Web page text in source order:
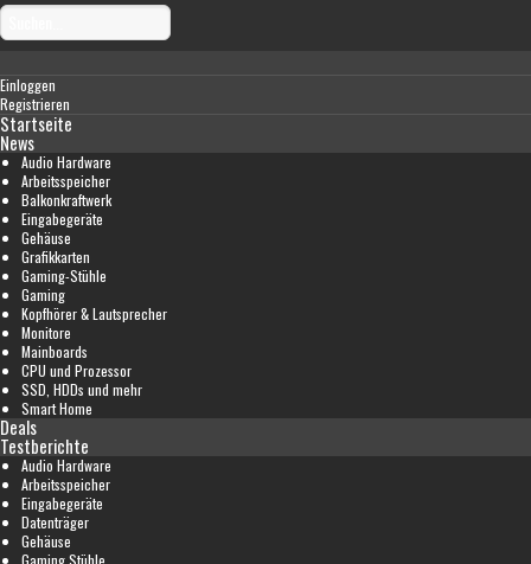
Einloggen
Registrieren
Startseite
News
Audio Hardware
Arbeitsspeicher
Balkonkraftwerk
Eingabegeräte
Gehäuse
Grafikkarten
Gaming-Stühle
Gaming
Kopfhörer & Lautsprecher
Monitore
Mainboards
CPU und Prozessor
SSD, HDDs und mehr
Smart Home
Deals
Testberichte
Audio Hardware
Arbeitsspeicher
Eingabegeräte
Datenträger
Gehäuse
Gaming Stühle